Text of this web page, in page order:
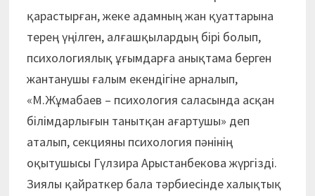
қарастырған, жеке адамның жан қуаттарына
терең үңілген, алғашқылардың бірі болып,
психологиялық ұғымдарға анықтама берген
жантанушы ғалым екендігіне арналып,
«М.Жұмабаев – психология саласында асқан
білімдарлығын танытқан ағартушы» деп
аталып, секцияны психология пәнінің
оқытушысы Гүлзира Арыстанбекова жүргізді.
Зиялы қайраткер бала тәрбиесінде халықтық